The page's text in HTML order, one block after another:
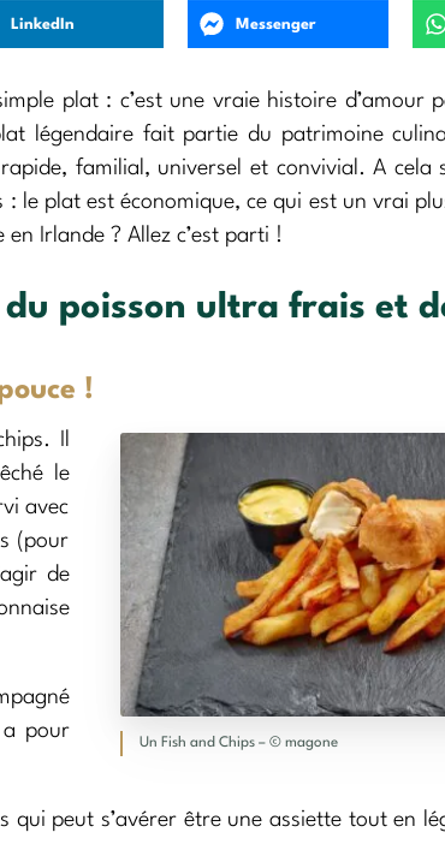
LinkedIn Messenger
plat : c’est une vraie histoire d’amour
légendaire fait partie du patrimoine
familial, universel et convivial. A cela
le plat est économique, ce qui est un vrai
Irlande ? Allez c’est parti !
poisson ultra frais et
!
Un Fish and Chips – © magone
Il
le
avec
(pour
de
a pour
peut s’avérer être une assiette tout en